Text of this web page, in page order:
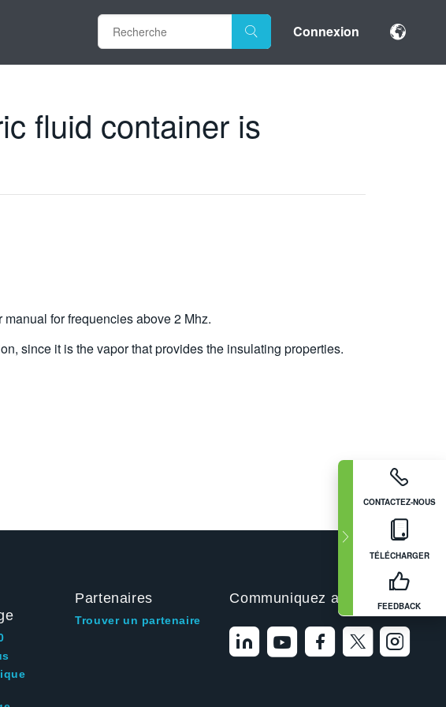
Connexion
CONTACTEZ-NOUS
TÉLÉCHARGER
FEEDBACK
fluid container is
for frequencies above 2 Mhz.
since it is the vapor that provides the insulating properties.
Partenaires
Trouver un partenaire
Communiquez avec nous